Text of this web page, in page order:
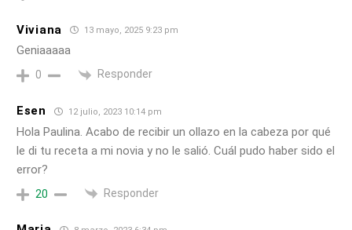
Viviana 13 mayo, 2025 9:23 pm
Geniaaaaa
0 Responder
Esen 12 julio, 2023 10:14 pm
Hola Paulina. Acabo de recibir un ollazo en la cabeza por qué
le di tu receta a mi novia y no le salió. Cuál pudo haber sido el
error?
20 Responder